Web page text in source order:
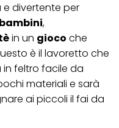
divertente per
bambini,
in un gioco che
è il lavoretto che
feltro facile da
materiali e sarà
ai piccoli il fai da